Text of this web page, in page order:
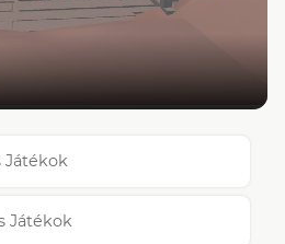
Játékok
Játékok